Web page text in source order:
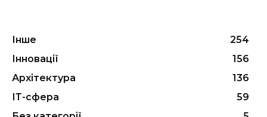
Інше
254
Інновації
156
Архітектура
136
ІТ-сфера
59